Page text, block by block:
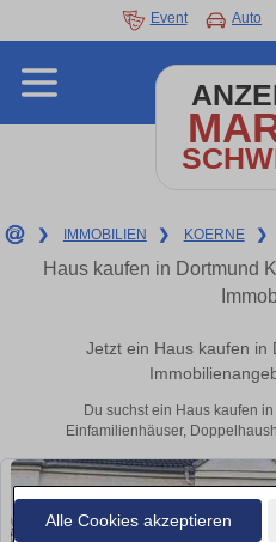
Alle Cookies akzeptieren
Event Auto
❯ IMMOBILIEN ❯ KOERNE ❯
Haus kaufen in Dortmund
Jetzt ein Haus kaufen in
Du suchst ein Haus kaufen
Einfamilienhäuser,